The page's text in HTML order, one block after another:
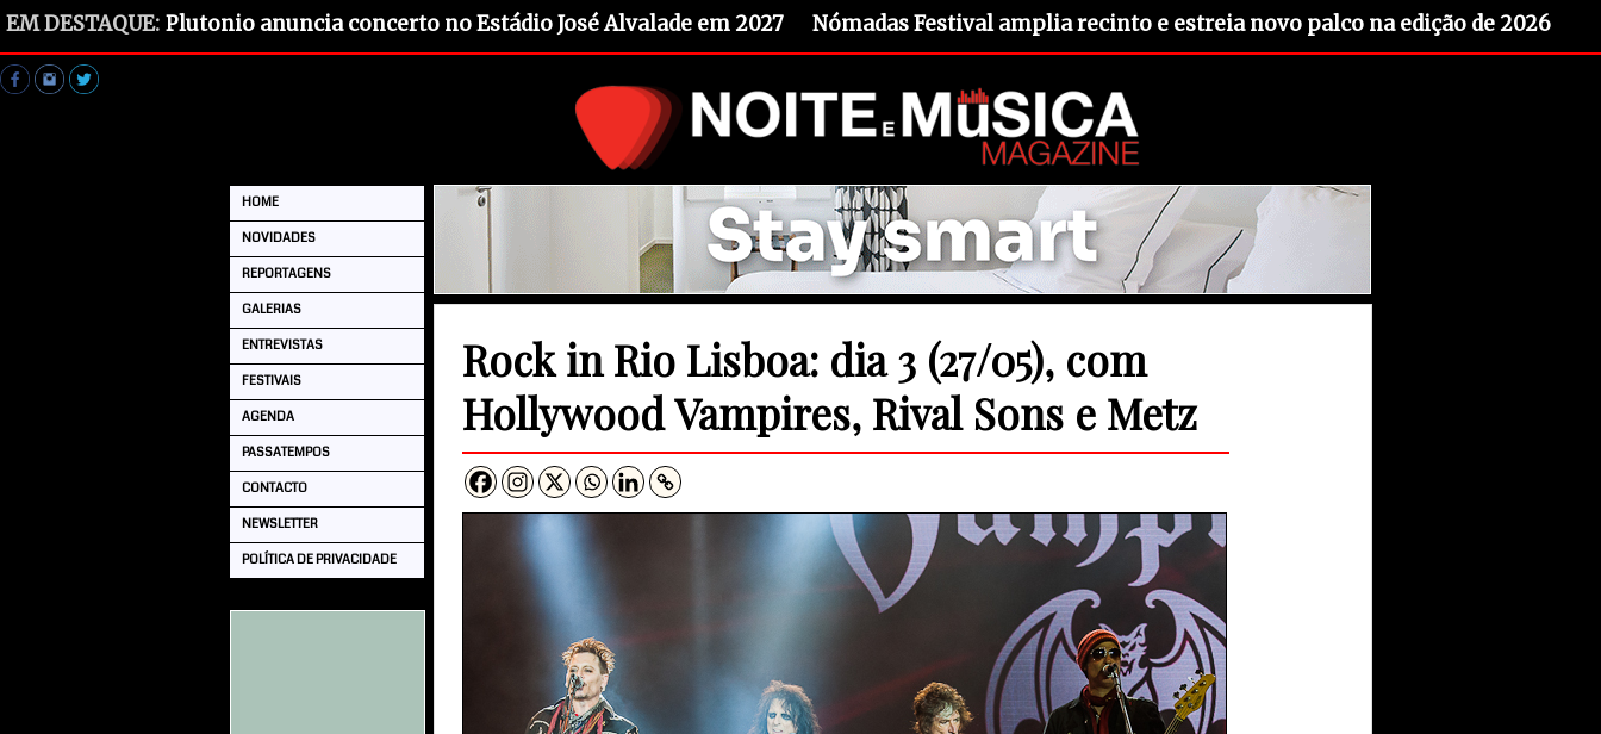
EM DESTAQUE: Plutonio anuncia concerto no Estádio José Alvalade em 2027 Nómadas Festival amplia recinto e estreia novo palco na edição de 2026
HOME
NOVIDADES
REPORTAGENS
GALERIAS
ENTREVISTAS
FESTIVAIS
AGENDA
PASSATEMPOS
CONTACTO
NEWSLETTER
POLÍTICA DE PRIVACIDADE
Rock in Rio Lisboa: dia 3 (27/05), com
Hollywood Vampires, Rival Sons e Metz